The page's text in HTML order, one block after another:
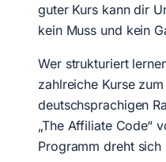
guter Kurs kann dir
kein Muss und kein
Wer strukturiert
zahlreiche Kurse
deutschsprachigen
„The Affiliate Code“
Programm dreht